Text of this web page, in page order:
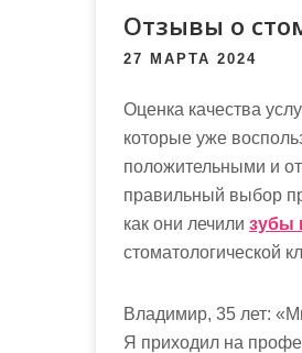
Отзывы о
27 МАРТА 2024
Оценка качества
которые уже
положительными и
правильный выбор
как они лечили зубы
стоматологической
Владимир, 35 лет:
Я приходил на